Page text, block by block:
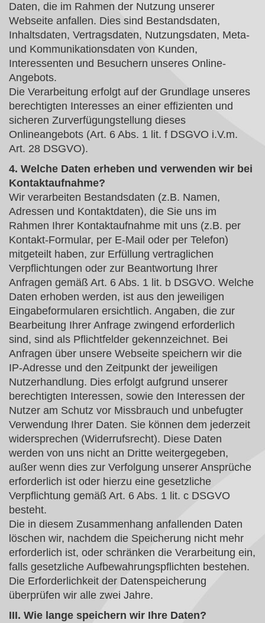
Daten, die im Rahmen der Nutzung unserer
Webseite anfallen. Dies sind Bestandsdaten,
Inhaltsdaten, Vertragsdaten, Nutzungsdaten, Meta-
und Kommunikationsdaten von Kunden,
Interessenten und Besuchern unseres Online-
Angebots.
Die Verarbeitung erfolgt auf der Grundlage unseres
berechtigten Interesses an einer effizienten und
sicheren Zurverfügungstellung dieses
Onlineangebots (Art. 6 Abs. 1 lit. f DSGVO i.V.m.
Art. 28 DSGVO).
4. Welche Daten erheben und verwenden wir bei
Kontaktaufnahme?
Wir verarbeiten Bestandsdaten (z.B. Namen,
Adressen und Kontaktdaten), die Sie uns im
Rahmen Ihrer Kontaktaufnahme mit uns (z.B. per
Kontakt-Formular, per E-Mail oder per Telefon)
mitgeteilt haben, zur Erfüllung vertraglichen
Verpflichtungen oder zur Beantwortung Ihrer
Anfragen gemäß Art. 6 Abs. 1 lit. b DSGVO. Welche
Daten erhoben werden, ist aus den jeweiligen
Eingabeformularen ersichtlich. Angaben, die zur
Bearbeitung Ihrer Anfrage zwingend erforderlich
sind, sind als Pflichtfelder gekennzeichnet. Bei
Anfragen über unsere Webseite speichern wir die
IP-Adresse und den Zeitpunkt der jeweiligen
Nutzerhandlung. Dies erfolgt aufgrund unserer
berechtigten Interessen, sowie den Interessen der
Nutzer am Schutz vor Missbrauch und unbefugter
Verwendung Ihrer Daten. Sie können dem jederzeit
widersprechen (Widerrufsrecht). Diese Daten
werden von uns nicht an Dritte weitergegeben,
außer wenn dies zur Verfolgung unserer Ansprüche
erforderlich ist oder hierzu eine gesetzliche
Verpflichtung gemäß Art. 6 Abs. 1 lit. c DSGVO
besteht.
Die in diesem Zusammenhang anfallenden Daten
löschen wir, nachdem die Speicherung nicht mehr
erforderlich ist, oder schränken die Verarbeitung ein,
falls gesetzliche Aufbewahrungspflichten bestehen.
Die Erforderlichkeit der Datenspeicherung
überprüfen wir alle zwei Jahre.
III. Wie lange speichern wir Ihre Daten?